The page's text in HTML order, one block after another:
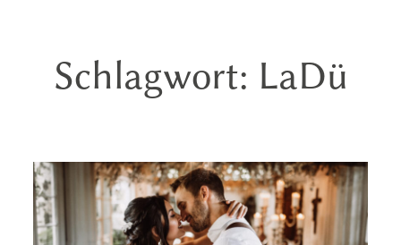
Startseite
Portfolio
Schlagwort: LaDü